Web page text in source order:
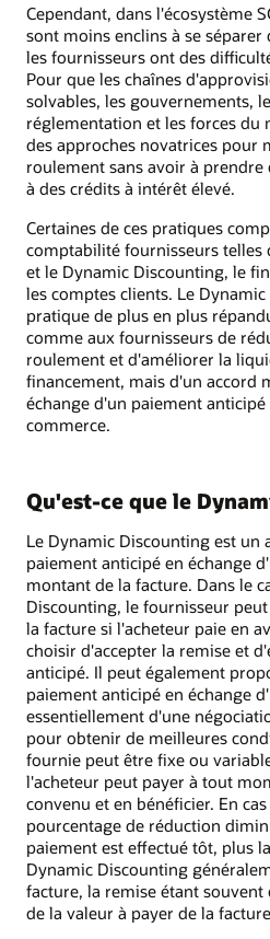
Cependant, dans l'écosystème
sont moins enclins à se
les fournisseurs ont des
Pour que les chaînes
solvables, les gouvernements,
réglementation et les forces du
des approches novatrices pour
roulement sans avoir à
à des crédits à intérêt élevé.
Certaines de ces pratiques
comptabilité fournisseurs telles
et le Dynamic Discounting, le
les comptes clients. Le
pratique de plus en plus
comme aux fournisseurs de
roulement et d'améliorer la
financement, mais d'un accord
échange d'un paiement
commerce.
Qu'est-ce que le
Le Dynamic Discounting est un
paiement anticipé en échange
montant de la facture. Dans le
Discounting, le fournisseur
la facture si l'acheteur paie en
choisir d'accepter la remise et
anticipé. Il peut également
paiement anticipé en échange
essentiellement d'une
pour obtenir de meilleures
fournie peut être fixe ou
l'acheteur peut payer à tout
convenu et en bénéficier. En
pourcentage de réduction
paiement est effectué tôt, plus
Dynamic Discounting
facture, la remise étant
de la valeur à payer de la